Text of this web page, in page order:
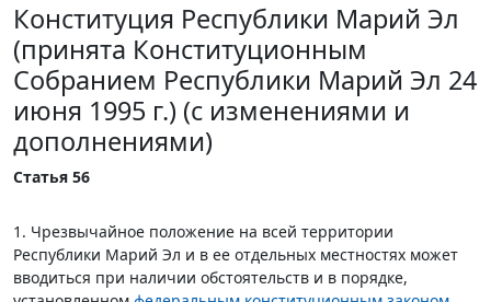
Конституция Республики Марий Эл
(принята Конституционным
Собранием Республики Марий Эл 24
июня 1995 г.) (с изменениями и
дополнениями)
Статья 56
1. Чрезвычайное положение на всей территории
Республики Марий Эл и в ее отдельных местностях может
вводиться при наличии обстоятельств и в порядке,